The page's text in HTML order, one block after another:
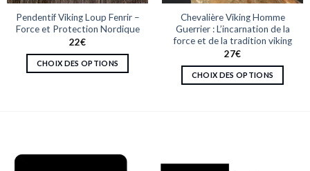
Pendentif Viking Loup Fenrir –
Force et Protection Nordique
22€
CHOIX DES OPTIONS
Les
Chevalière Viking Homme
Guerrier : L’incarnation de la
force et de la tradition viking
27€
CHOIX DES OPTIONS